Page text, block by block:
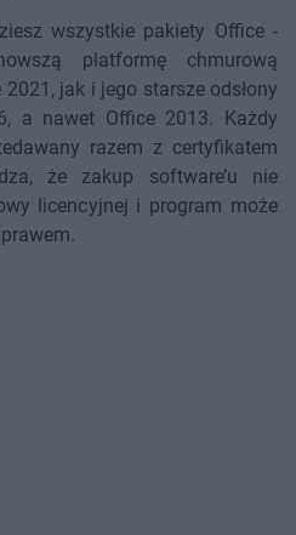
wszystkie pakiety Office -
platformę chmurową
jak i jego starsze odsłony
a nawet Office 2013. Każdy
razem z certyfikatem
że zakup software’u nie
licencyjnej i program może